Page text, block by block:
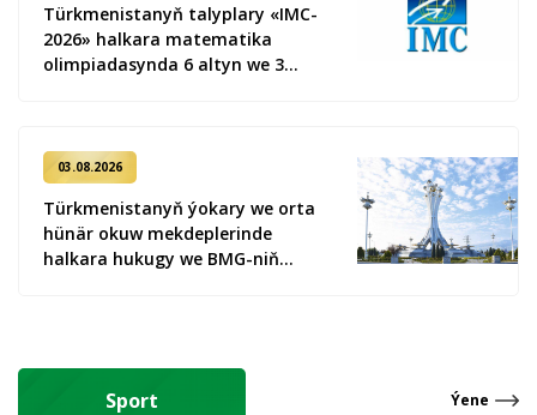
Türkmenistanyň talyplary «IMC-
2026» halkara matematika
olimpiadasynda 6 altyn we 3
03.08.2026
Türkmenistanyň ýokary we orta
hünär okuw mekdeplerinde
halkara hukugy we BMG-niň
Sport Ýene